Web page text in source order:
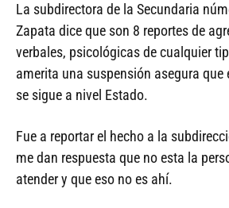
La subdirectora de la Secundaria
Zapata dice que son 8 reportes de
verbales, psicológicas de cualquier
amerita una suspensión asegura que
se sigue a nivel Estado.
Fue a reportar el hecho a la
me dan respuesta que no esta la
atender y que eso no es ahí.